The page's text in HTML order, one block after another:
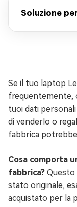
Soluzione
Se il tuo laptop
frequentemente,
tuoi dati
di venderlo o
fabbrica
Cosa comporta
fabbrica?
stato originale,
acquistato per la